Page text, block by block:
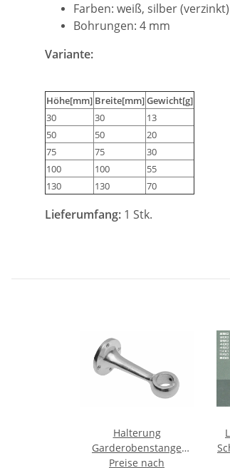
Farben: weiß, silber (verzinkt)
Bohrungen: 4 mm
Variante:
Höhe[mm] Breite[mm]Gewicht[g]
30
30
13
50
50
20
75
75
30
100
100
55
130
130 70
Lieferumfang: 1 Stk.
Halterung
Garderobenstange
THA-12 für
Preise nach